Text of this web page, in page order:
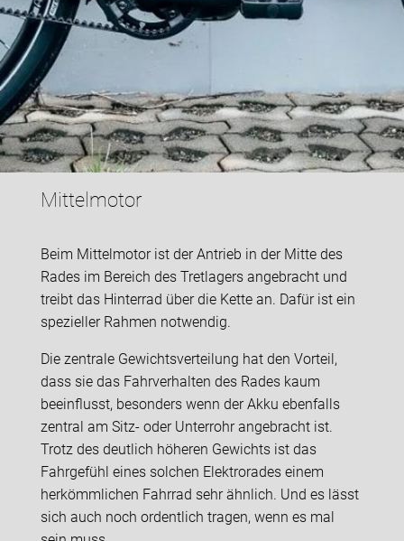
Mittelmotor
Beim Mittelmotor ist der Antrieb in der Mitte des
Rades im Bereich des Tretlagers angebracht und
treibt das Hinterrad über die Kette an. Dafür ist ein
spezieller Rahmen notwendig.
Die zentrale Gewichtsverteilung hat den Vorteil,
dass sie das Fahrverhalten des Rades kaum
beeinflusst, besonders wenn der Akku ebenfalls
zentral am Sitz- oder Unterrohr angebracht ist.
Trotz des deutlich höheren Gewichts ist das
Fahrgefühl eines solchen Elektrorades einem
herkömmlichen Fahrrad sehr ähnlich. Und es lässt
sich auch noch ordentlich tragen, wenn es mal